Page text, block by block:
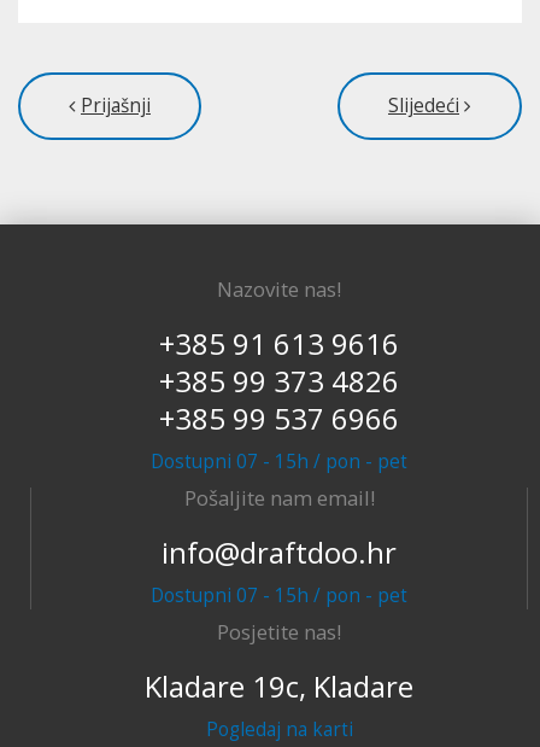
Prijašnji Slijedeći
Nazovite nas!
+385 91 613 9616
+385 99 373 4826
+385 99 537 6966
Dostupni 07 - 15h / pon - pet
Pošaljite nam email!
info@draftdoo.hr
Dostupni 07 - 15h / pon - pet
Posjetite nas!
Kladare 19c, Kladare
Pogledaj na karti